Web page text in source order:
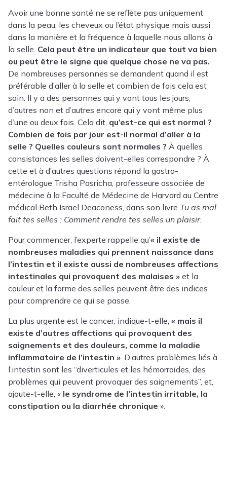
Avoir une bonne santé ne se reflète pas uniquement
dans la peau, les cheveux ou l’état physique mais aussi
dans la manière et la fréquence à laquelle nous allons à
la selle. Cela peut être un indicateur que tout va bien
ou peut être le signe que quelque chose ne va pas.
De nombreuses personnes se demandent quand il est
préférable d’aller à la selle et combien de fois cela est
sain. Il y a des personnes qui y vont tous les jours,
d’autres non et d’autres encore qui y vont même plus
d’une ou deux fois. Cela dit, qu’est-ce qui est normal ?
Combien de fois par jour est-il normal d’aller à la
selle ? Quelles couleurs sont normales ? À quelles
consistances les selles doivent-elles correspondre ? À
cette et à d’autres questions répond la gastro-
entérologue Trisha Pasricha , professeure associée de
médecine à la Faculté de Médecine de Harvard au Centre
médical Beth Israel Deaconess, dans son livre Tu as mal
fait tes selles : Comment rendre tes selles un plaisir.
Pour commencer, l’experte rappelle qu’« il existe de
nombreuses maladies qui prennent naissance dans
l’intestin et il existe aussi de nombreuses affections
intestinales qui provoquent des malaises » et la
couleur et la forme des selles peuvent être des indices
pour comprendre ce qui se passe.
La plus urgente est le cancer, indique-t-elle, « mais il
existe d’autres affections qui provoquent des
saignements et des douleurs, comme la maladie
inflammatoire de l’intestin » . D’autres problèmes liés à
l’intestin sont les “diverticules et les hémorroïdes, des
problèmes qui peuvent provoquer des saignements”, et,
ajoute-t-elle, « le syndrome de l’intestin irritable, la
constipation ou la diarrhée chronique ».